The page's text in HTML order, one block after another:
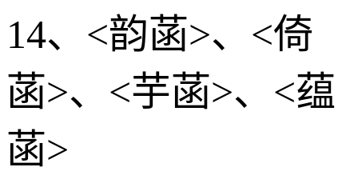
14、<韵菡>、<倚
菡>、<芋菡>、<蕴
菡>